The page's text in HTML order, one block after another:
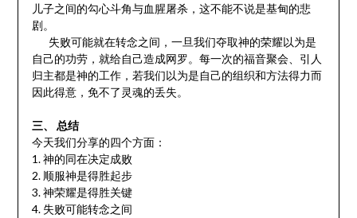
儿子之间的勾心斗角与血腥屠杀，这不能不说是基甸的悲
剧。
失败可能就在转念之间，一旦我们夺取神的荣耀以为是
自己的功劳，就给自己造成网罗。每一次的福音聚会、引人
归主都是神的工作，若我们以为是自己的组织和方法得力而
因此得意，免不了灵魂的丢失。
三、 总结
今天我们分享的四个方面：
1. 神的同在决定成败
2. 顺服神是得胜起步
3. 神荣耀是得胜关键
4. 失败可能转念之间